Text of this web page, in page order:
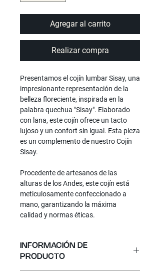
Agregar al carrito
Realizar compra
Presentamos el cojín lumbar Sisay, una
impresionante representación de la
belleza floreciente, inspirada en la
palabra quechua "Sisay". Elaborado
con lana, este cojín ofrece un tacto
lujoso y un confort sin igual. Esta pieza
es un complemento de nuestro Cojín
Sisay.
Procedente de artesanos de las
alturas de los Andes, este cojín está
meticulosamente confeccionado a
mano, garantizando la máxima
calidad y normas éticas.
INFORMACIÓN DE
PRODUCTO